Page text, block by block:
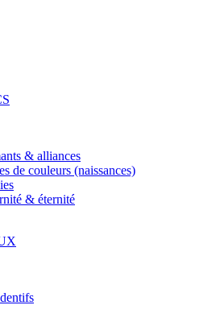
& alliances
de couleurs (naissances)
& éternité